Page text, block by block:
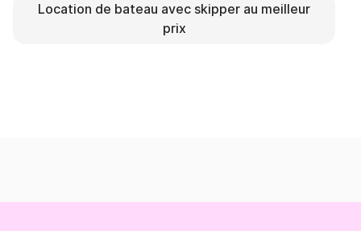
Location de bateau avec skipper au meilleur
prix